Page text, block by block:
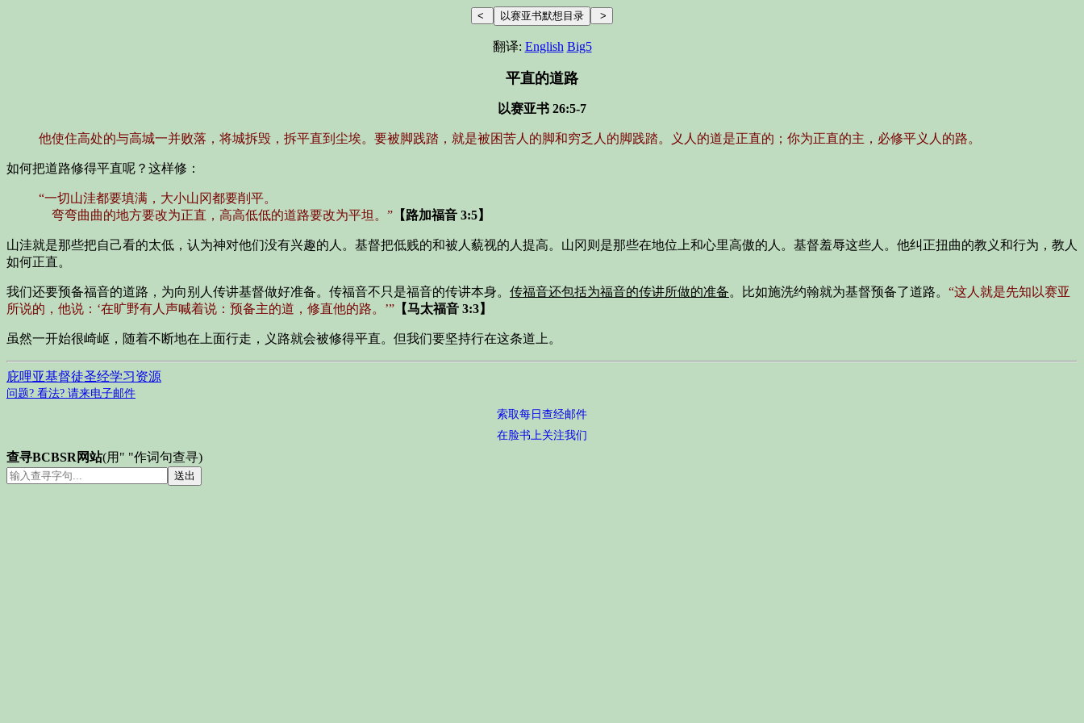
翻译: English Big5
平直的道路
以赛亚书 26:5-7
他使住高处的与高城一并败落，将城拆毁，拆平直到尘埃。要被脚践踏，就是被困苦人的脚和穷乏人的脚践踏。义人的道是正直的；你为正直的主，必修平义人的路。
如何把道路修得平直呢？这样修：
“一切山洼都要填满，大小山冈都要削平。
弯弯曲曲的地方要改为正直，高高低低的道路要改为平坦。” 【路加福音 3:5】
山洼就是那些把自己看的太低，认为神对他们没有兴趣的人。基督把低贱的和被人藐视的人提高。山冈则是那些在地位上和心里高傲的人。基督羞辱这些人。他纠正扭曲的教义和行为，教人
如何正直。
我们还要预备福音的道路，为向别人传讲基督做好准备。传福音不只是福音的传讲本身。 传福音还包括为福音的传讲所做的准备。比如施洗约翰就为基督预备了道路。 “这人就是先知以赛亚
所说的，他说：‘在旷野有人声喊着说：预备主的道，修直他的路。’” 【马太福音 3:3】
虽然一开始很崎岖，随着不断地在上面行走，义路就会被修得平直。但我们要坚持行在这条道上。
庇哩亚基督徒圣经学习资源
问题? 看法? 请来电子邮件
索取每日查经邮件
在脸书上关注我们
查寻BCBSR网站(用" "作词句查寻)